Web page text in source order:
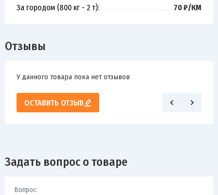
За городом (800 кг - 2 т): 70 ₽/КМ
Отзывы
У данного товара пока нет отзывов
ОСТАВИТЬ ОТЗЫВ
Задать вопрос о товаре
Вопрос: